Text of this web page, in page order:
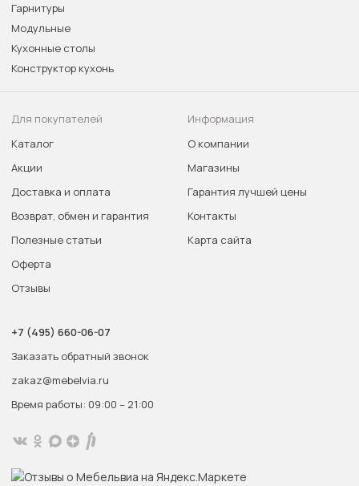
Гарнитуры
Модульные
Кухонные столы
Конструктор кухонь
Для покупателей
Каталог
Акции
Доставка и оплата
Возврат, обмен и гарантия
Полезные статьи
Оферта
Отзывы
Информация
О компании
Магазины
Гарантия лучшей цены
Контакты
Карта сайта
+7 (495) 660-06-07
Заказать обратный звонок
zakaz@mebelvia.ru
Время работы: 09:00 – 21:00